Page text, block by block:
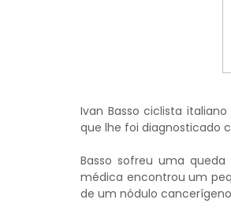
Ivan Basso ciclista
que lhe foi diagnosticado
Basso sofreu uma
médica encontrou um
de um nódulo